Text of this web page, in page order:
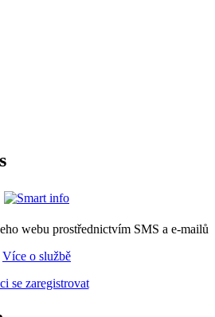
webu prostřednictvím SMS a e-mailů
Více o službě
se zaregistrovat